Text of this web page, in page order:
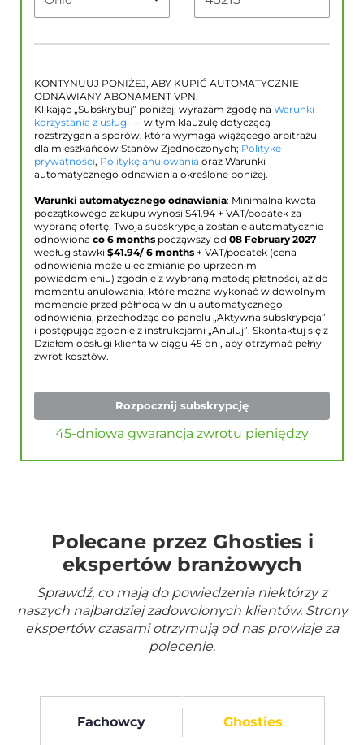
KONTYNUUJ PONIŻEJ, ABY KUPIĆ AUTOMATYCZNIE
ODNAWIANY ABONAMENT VPN.
Klikając „Subskrybuj” poniżej, wyrażam zgodę na Warunki
korzystania z usługi — w tym klauzulę dotyczącą
rozstrzygania sporów, która wymaga wiążącego arbitrażu
dla mieszkańców Stanów Zjednoczonych; Politykę
prywatności, Politykę anulowania oraz Warunki
automatycznego odnawiania określone poniżej.
Warunki automatycznego odnawiania: Minimalna kwota
początkowego zakupu wynosi $41.94 + VAT/podatek za
wybraną ofertę. Twoja subskrypcja zostanie automatycznie
odnowiona co 6 months począwszy od 08 February 2027
według stawki $41.94/ 6 months + VAT/podatek (cena
odnowienia może ulec zmianie po uprzednim
powiadomieniu) zgodnie z wybraną metodą płatności, aż do
momentu anulowania, które można wykonać w dowolnym
momencie przed północą w dniu automatycznego
odnowienia, przechodząc do panelu „Aktywna subskrypcja”
i postępując zgodnie z instrukcjami „Anuluj”. Skontaktuj się z
Działem obsługi klienta w ciągu 45 dni, aby otrzymać pełny
zwrot kosztów.
Rozpocznij subskrypcję
45-dniowa gwarancja zwrotu pieniędzy
Polecane przez Ghosties i
ekspertów branżowych
Sprawdź, co mają do powiedzenia niektórzy z
naszych najbardziej zadowolonych klientów. Strony
ekspertów czasami otrzymują od nas prowizje za
polecenie.
Fachowcy Ghosties